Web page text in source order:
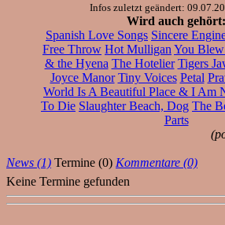
Infos zuletzt geändert:
Wird auch gehört:
Spanish Love Songs Sincere
Free Throw Hot Mulligan You
& the Hyena The Hotelier Tigers
Joyce Manor Tiny Voices Petal
World Is A Beautiful Place & I Am
To Die Slaughter Beach, Dog The
Parts
News (1) Termine (0) Kommentare (0)
Keine Termine gefunden